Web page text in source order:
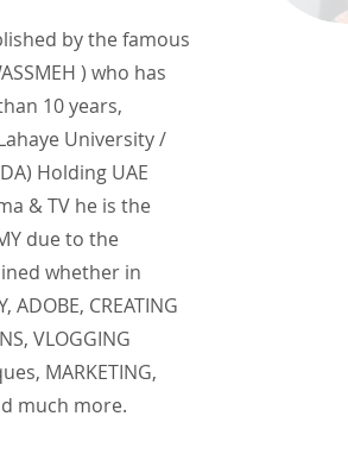
by the famous
) who has
10 years,
University /
Holding UAE
& TV he is the
due to the
whether in
ADOBE, CREATING
VLOGGING
MARKETING,
much more.